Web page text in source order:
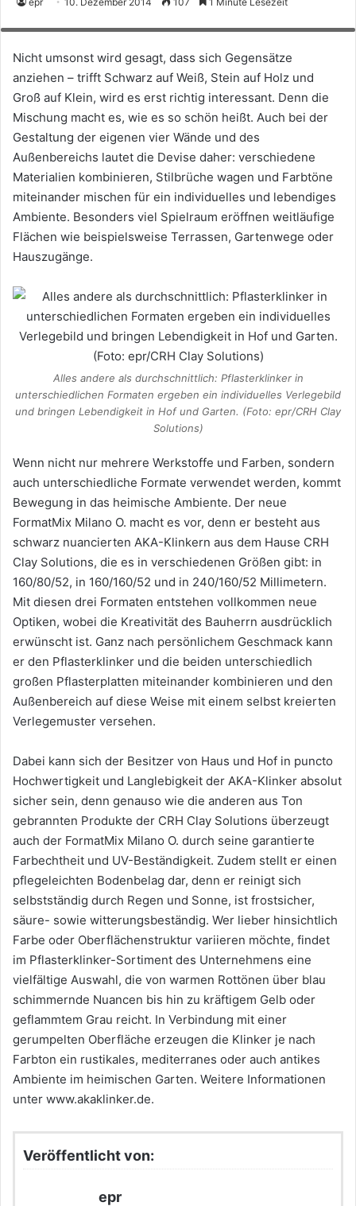
Nicht umsonst wird gesagt, dass sich Gegensätze
anziehen – trifft Schwarz auf Weiß, Stein auf Holz und
Groß auf Klein, wird es erst richtig interessant. Denn die
Mischung macht es, wie es so schön heißt. Auch bei der
Gestaltung der eigenen vier Wände und des
Außenbereichs lautet die Devise daher: verschiedene
Materialien kombinieren, Stilbrüche wagen und Farbtöne
miteinander mischen für ein individuelles und lebendiges
Ambiente. Besonders viel Spielraum eröffnen weitläufige
Flächen wie beispielsweise Terrassen, Gartenwege oder
Hauszugänge.
Alles andere als durchschnittlich: Pflasterklinker in
unterschiedlichen Formaten ergeben ein individuelles Verlegebild
und bringen Lebendigkeit in Hof und Garten. (Foto: epr/CRH Clay
Solutions)
Wenn nicht nur mehrere Werkstoffe und Farben, sondern
auch unterschiedliche Formate verwendet werden, kommt
Bewegung in das heimische Ambiente. Der neue
FormatMix Milano O. macht es vor, denn er besteht aus
schwarz nuancierten AKA-Klinkern aus dem Hause CRH
Clay Solutions, die es in verschiedenen Größen gibt: in
160/80/52, in 160/160/52 und in 240/160/52 Millimetern.
Mit diesen drei Formaten entstehen vollkommen neue
Optiken, wobei die Kreativität des Bauherrn ausdrücklich
erwünscht ist. Ganz nach persönlichem Geschmack kann
er den Pflasterklinker und die beiden unterschiedlich
großen Pflasterplatten miteinander kombinieren und den
Außenbereich auf diese Weise mit einem selbst kreierten
Verlegemuster versehen.
Dabei kann sich der Besitzer von Haus und Hof in puncto
Hochwertigkeit und Langlebigkeit der AKA-Klinker absolut
sicher sein, denn genauso wie die anderen aus Ton
gebrannten Produkte der CRH Clay Solutions überzeugt
auch der FormatMix Milano O. durch seine garantierte
Farbechtheit und UV-Beständigkeit. Zudem stellt er einen
pflegeleichten Bodenbelag dar, denn er reinigt sich
selbstständig durch Regen und Sonne, ist frostsicher,
säure- sowie witterungsbeständig. Wer lieber hinsichtlich
Farbe oder Oberflächenstruktur variieren möchte, findet
im Pflasterklinker-Sortiment des Unternehmens eine
vielfältige Auswahl, die von warmen Rottönen über blau
schimmernde Nuancen bis hin zu kräftigem Gelb oder
geflammtem Grau reicht. In Verbindung mit einer
gerumpelten Oberfläche erzeugen die Klinker je nach
Farbton ein rustikales, mediterranes oder auch antikes
Ambiente im heimischen Garten. Weitere Informationen
unter www.akaklinker.de.
Veröffentlicht von:
epr